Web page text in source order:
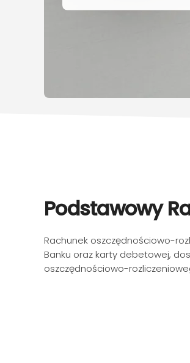
Podstawowy
Rachunek oszczędnościowo-
Banku oraz karty debetowej,
oszczędnościowo-